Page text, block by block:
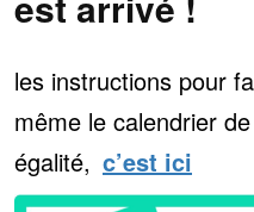
les instructions pour
même le calendrier
égalité, c’est ici